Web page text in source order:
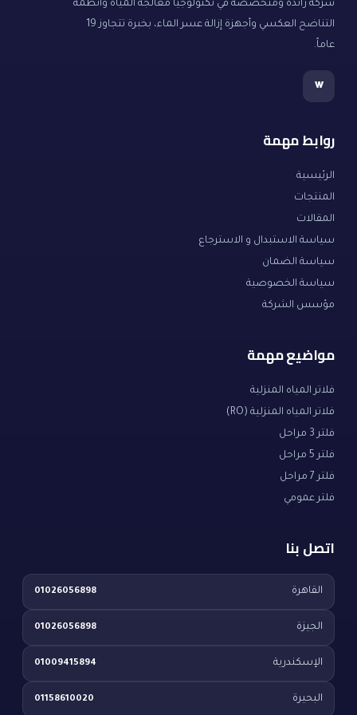
شركة رائدة ومتخصصة في تكنولوجيا معالجة المياه وأنظمة
التناضح العكسي وأجهزة إزالة عسر الماء، بخبرة تتجاوز 19
عاماً.
w
روابط مهمة
الرئيسية
المنتجات
المقالات
سياسة الاستبدال و الاسترجاع
سياسة الضمان
سياسة الخصوصية
مؤسس الشركة
مواضيع مهمة
فلاتر المياه المنزلية
فلاتر المياه المنزلية (RO)
فلتر 3 مراحل
فلتر 5 مراحل
فلتر 7 مراحل
فلتر عمومي
اتصل بنا
القاهرة 01026056898
الجيزة 01026056898
الإسكندرية 01009415894
البحيرة 01158610020